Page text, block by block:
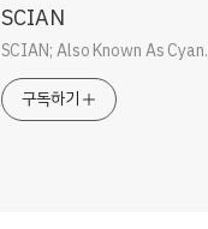
SCIAN
SCIAN; Also Known As Cyan.
구독하기